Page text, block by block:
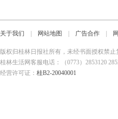
关于我们 网站地图 广告合作
版权归桂林日报社所有，未经书面授权禁止
桂林生活网客服电话：（0773）2853120
经营许可证： 桂B2-20040001